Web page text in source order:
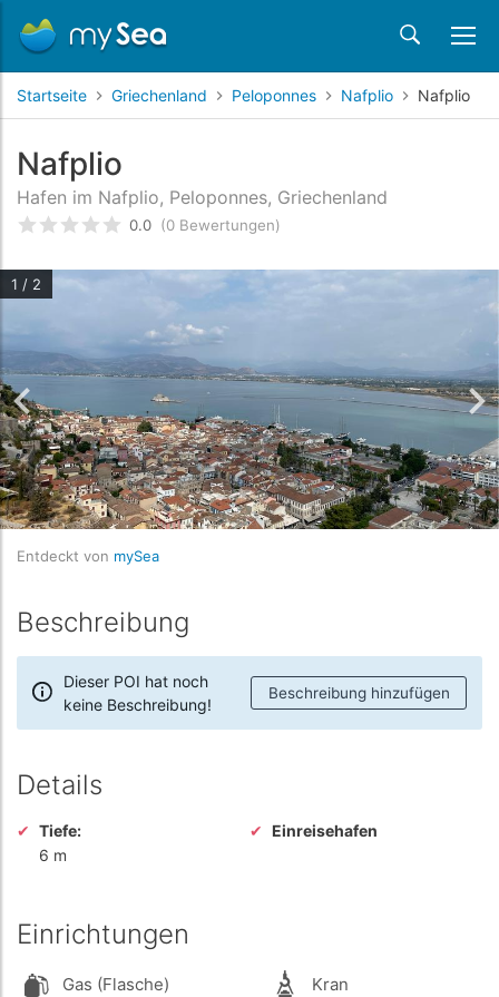
Startseite Griechenland Peloponnes Nafplio Nafplio
Nafplio
Hafen im Nafplio, Peloponnes, Griechenland
bewertet0 /5 beyogen auf
0.0 (0 Bewertungen)
1 / 2
Entdeckt von mySea
Beschreibung
Dieser POI hat noch
keine Beschreibung!
Beschreibung hinzufügen
Details
Tiefe:
6 m
Einreisehafen
Einrichtungen
Gas (Flasche) Kran